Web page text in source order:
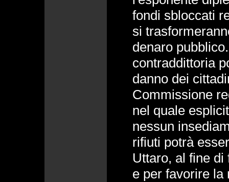
fondi sbloccati
si
denaro
contraddittoria
danno dei
Commissione
nel quale
nessun
rifiuti potrà
Uttaro, al fine
e per favorire la